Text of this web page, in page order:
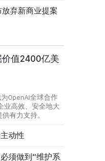
弃新商业提案
价值2400亿美
OpenAI全球合作
业高效、安全地大
有力支持。
动性
须做到“维护系